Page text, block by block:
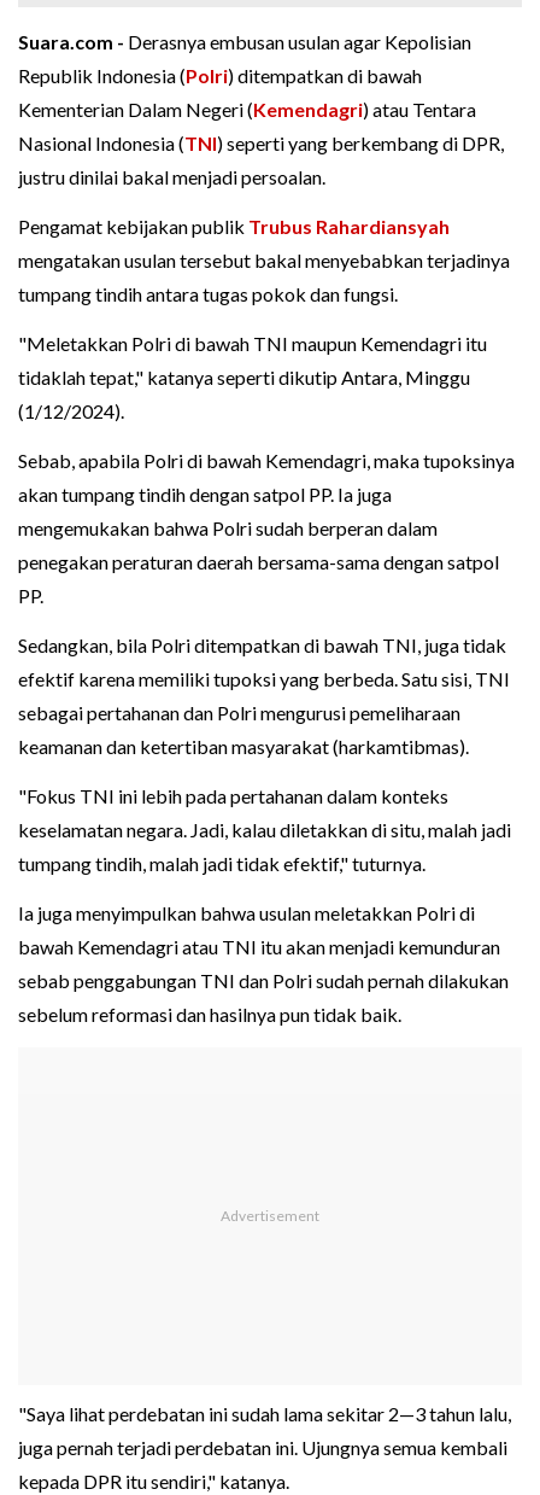
Suara.com - Derasnya embusan usulan agar Kepolisian
Republik Indonesia (Polri) ditempatkan di bawah
Kementerian Dalam Negeri (Kemendagri) atau Tentara
Nasional Indonesia (TNI) seperti yang berkembang di DPR,
justru dinilai bakal menjadi persoalan.
Pengamat kebijakan publik Trubus Rahardiansyah
mengatakan usulan tersebut bakal menyebabkan terjadinya
tumpang tindih antara tugas pokok dan fungsi.
"Meletakkan Polri di bawah TNI maupun Kemendagri itu
tidaklah tepat," katanya seperti dikutip Antara, Minggu
(1/12/2024).
Sebab, apabila Polri di bawah Kemendagri, maka tupoksinya
akan tumpang tindih dengan satpol PP. Ia juga
mengemukakan bahwa Polri sudah berperan dalam
penegakan peraturan daerah bersama-sama dengan satpol
PP.
Sedangkan, bila Polri ditempatkan di bawah TNI, juga tidak
efektif karena memiliki tupoksi yang berbeda. Satu sisi, TNI
sebagai pertahanan dan Polri mengurusi pemeliharaan
keamanan dan ketertiban masyarakat (harkamtibmas).
"Fokus TNI ini lebih pada pertahanan dalam konteks
keselamatan negara. Jadi, kalau diletakkan di situ, malah jadi
tumpang tindih, malah jadi tidak efektif," tuturnya.
Ia juga menyimpulkan bahwa usulan meletakkan Polri di
bawah Kemendagri atau TNI itu akan menjadi kemunduran
sebab penggabungan TNI dan Polri sudah pernah dilakukan
sebelum reformasi dan hasilnya pun tidak baik.
"Saya lihat perdebatan ini sudah lama sekitar 2—3 tahun lalu,
juga pernah terjadi perdebatan ini. Ujungnya semua kembali
kepada DPR itu sendiri," katanya.